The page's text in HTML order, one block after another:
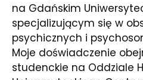
na Gdańskim
specjalizującym się w
psychicznych i
Moje doświadczenie
studenckie na Oddziale